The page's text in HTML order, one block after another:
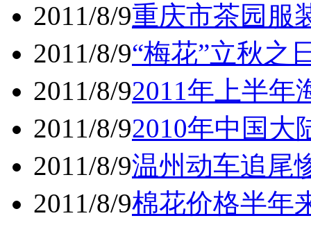
2011/8/9重庆市茶园服
2011/8/9“梅花”立秋之
2011/8/92011年上半年
2011/8/92010年中国大
2011/8/9温州动车追尾
2011/8/9棉花价格半年